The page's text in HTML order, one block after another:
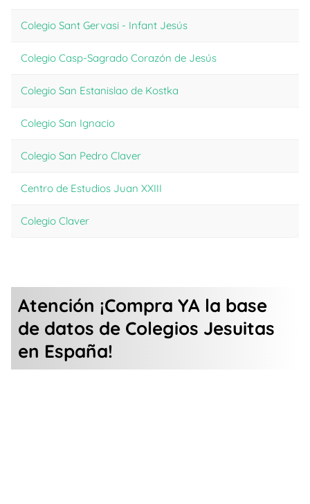
Colegio Sant Gervasi - Infant Jesús
Colegio Casp-Sagrado Corazón de Jesús
Colegio San Estanislao de Kostka
Colegio San Ignacio
Colegio San Pedro Claver
Centro de Estudios Juan XXIII
Colegio Claver
Atención ¡Compra YA la base
de datos de Colegios Jesuitas
en España!